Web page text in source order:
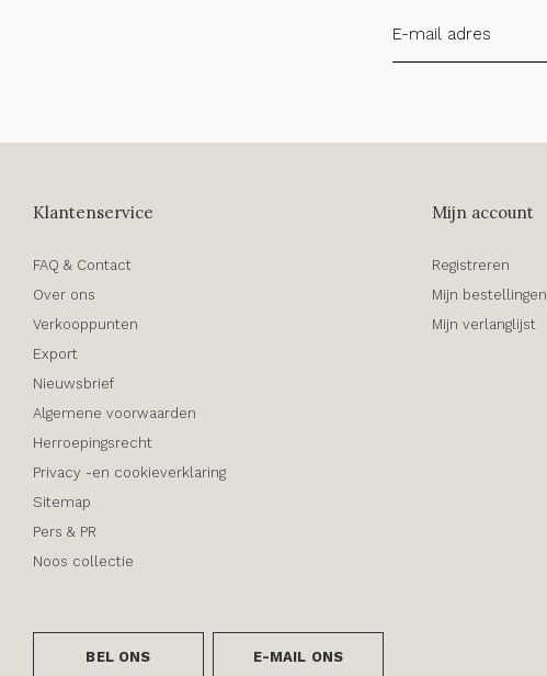
Klantenservice
FAQ & Contact
Over ons
Verkooppunten
Export
Nieuwsbrief
Algemene voorwaarden
Herroepingsrecht
Privacy -en cookieverklaring
Sitemap
Pers & PR
Noos collectie
Mijn account
Registreren
Mijn bestellingen
Mijn verlanglijst
BEL ONS E-MAIL ONS